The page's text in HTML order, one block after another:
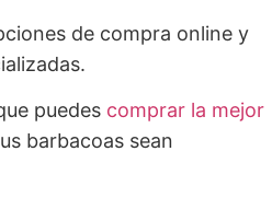
de compra online y
puedes comprar la mejor
barbacoas sean